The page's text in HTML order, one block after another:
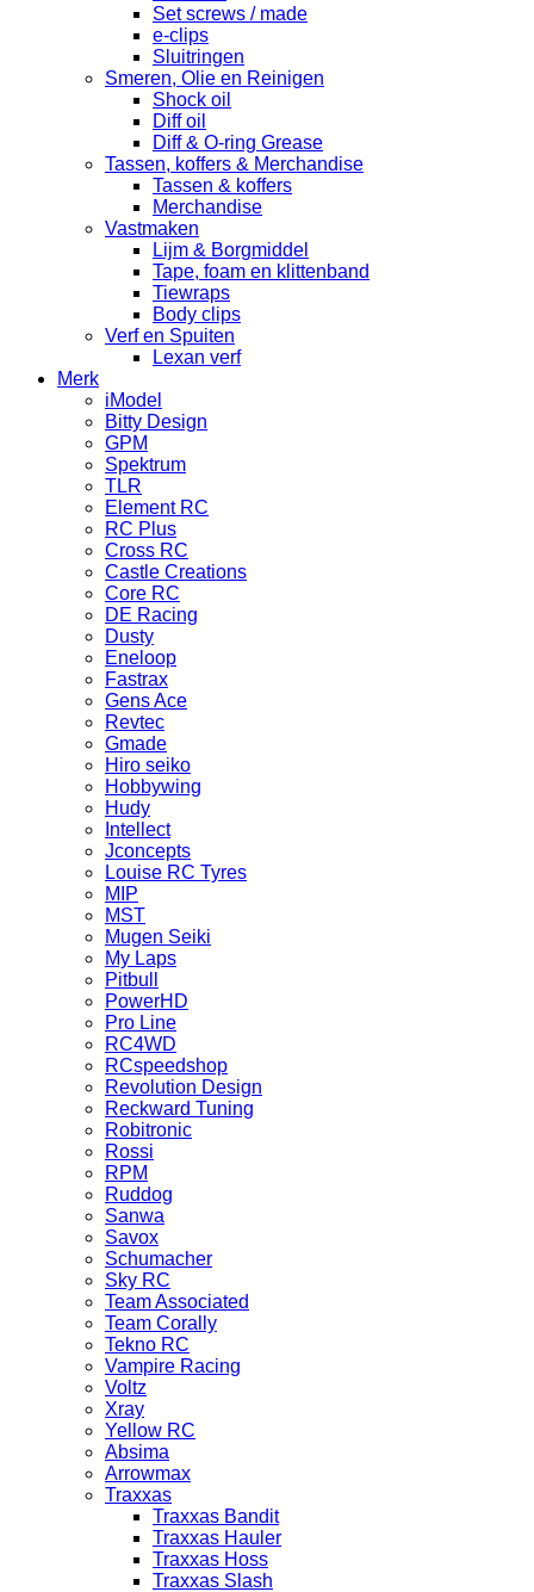
Set screws / made
e-clips
Sluitringen
Smeren, Olie en Reinigen
Shock oil
Diff oil
Diff & O-ring Grease
Tassen, koffers & Merchandise
Tassen & koffers
Merchandise
Vastmaken
Lijm & Borgmiddel
Tape, foam en klittenband
Tiewraps
Body clips
Verf en Spuiten
Lexan verf
Merk
iModel
Bitty Design
GPM
Spektrum
TLR
Element RC
RC Plus
Cross RC
Castle Creations
Core RC
DE Racing
Dusty
Eneloop
Fastrax
Gens Ace
Revtec
Gmade
Hiro seiko
Hobbywing
Hudy
Intellect
Jconcepts
Louise RC Tyres
MIP
MST
Mugen Seiki
My Laps
Pitbull
PowerHD
Pro Line
RC4WD
RCspeedshop
Revolution Design
Reckward Tuning
Robitronic
Rossi
RPM
Ruddog
Sanwa
Savox
Schumacher
Sky RC
Team Associated
Team Corally
Tekno RC
Vampire Racing
Voltz
Xray
Yellow RC
Absima
Arrowmax
Traxxas
Traxxas Bandit
Traxxas Hauler
Traxxas Hoss
Traxxas Slash